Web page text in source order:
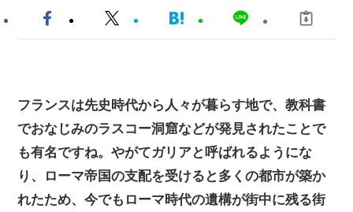
フランスは先史時代から人々が暮らす地で、教科書
でおなじみのラスコー洞窟などが発見されたことで
も有名ですね。やがてガリアと呼ばれるようにな
り、ローマ帝国の支配を受けると多くの都市が築か
れたため、今でもローマ時代の遺構が街中に残る街